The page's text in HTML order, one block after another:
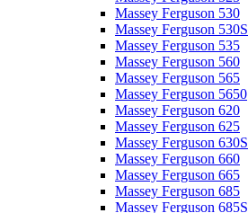
Massey Ferguson 530
Massey Ferguson 530S
Massey Ferguson 535
Massey Ferguson 560
Massey Ferguson 565
Massey Ferguson 5650
Massey Ferguson 620
Massey Ferguson 625
Massey Ferguson 630S
Massey Ferguson 660
Massey Ferguson 665
Massey Ferguson 685
Massey Ferguson 685S